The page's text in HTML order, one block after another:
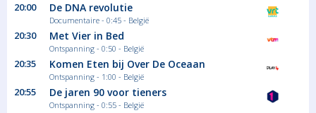
20:00 De DNA revolutie
Documentaire - 0:45 - België
20:30 Met Vier in Bed
Ontspanning - 0:50 - België
20:35 Komen Eten bij Over De Oceaan
Ontspanning - 1:00 - België
20:55 De jaren 90 voor tieners
Ontspanning - 0:55 - België